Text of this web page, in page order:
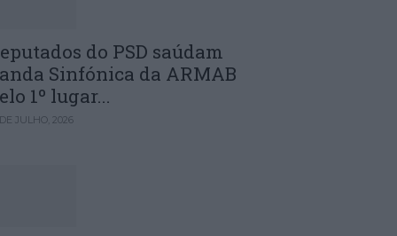
do PSD saúdam
Sinfónica da ARMAB
1º lugar...
JULHO, 2026